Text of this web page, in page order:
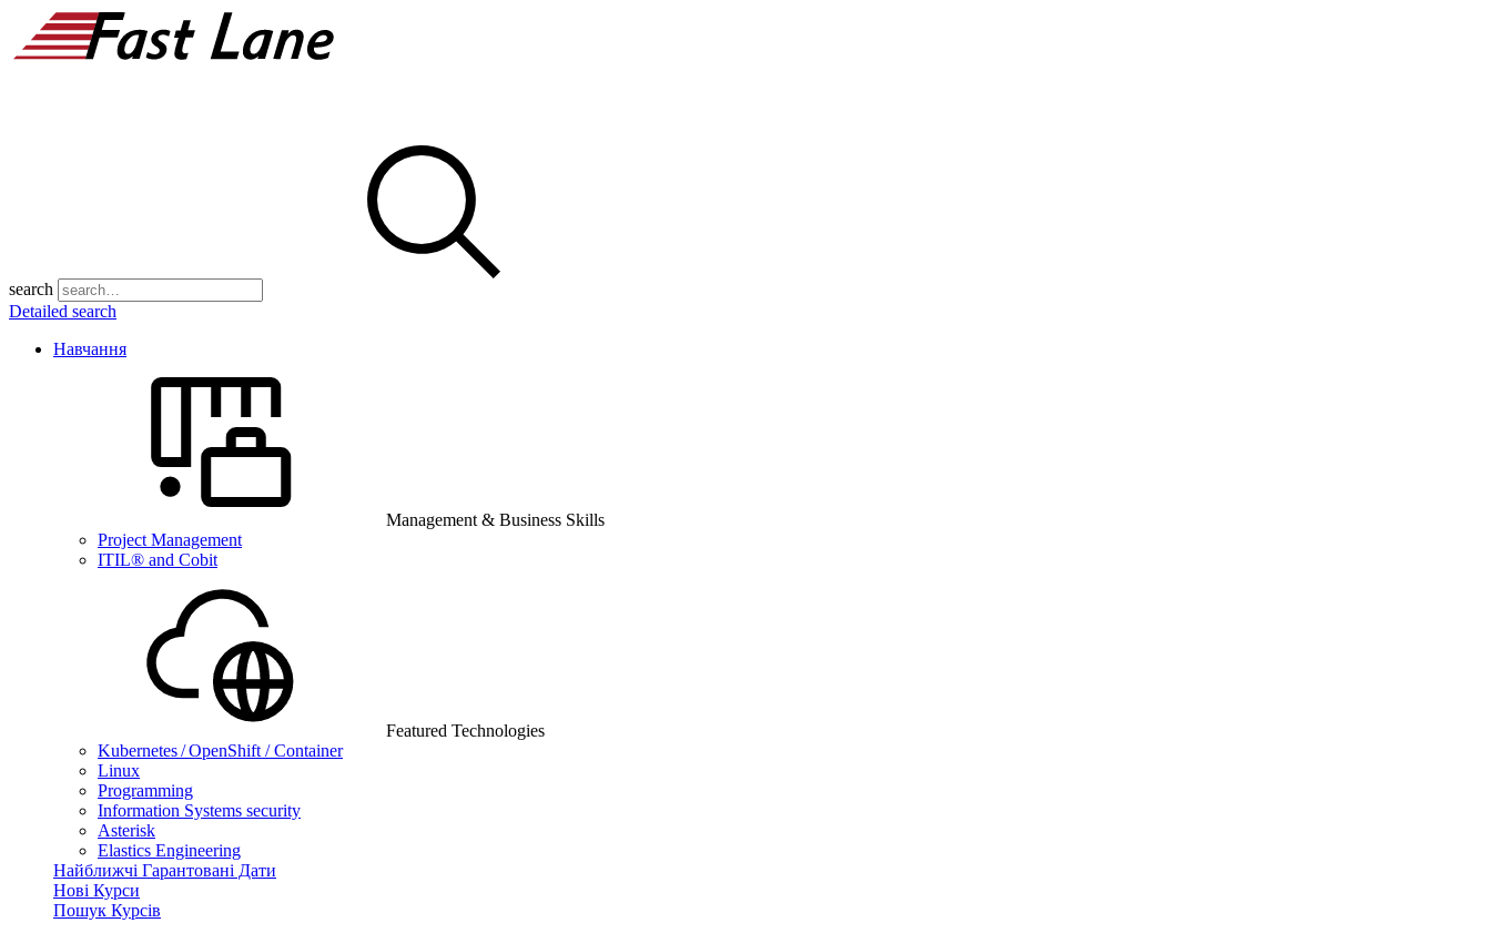
search
Detailed search
Навчання
Management & Business Skills
Project Management
ITIL® and Cobit
Featured Technologies
Kubernetes / OpenShift / Container
Linux
Programming
Information Systems security
Asterisk
Elastics Engineering
Найближчі Гарантовані Дати
Нові Курси
Пошук Курсів